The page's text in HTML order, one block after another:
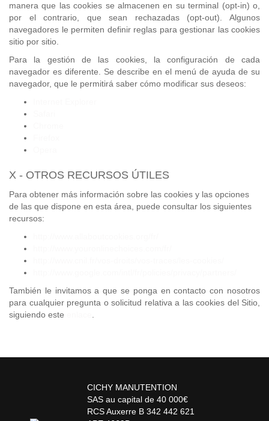
manera que las cookies se almacenen en su terminal (opt-in) o,
por el contrario, que sean rechazadas (opt-out). Algunos
navegadores le permiten definir reglas para gestionar las cookies
sitio por sitio.
Para la gestión de las cookies, la configuración de cada
navegador es diferente. Se describe en el menú de ayuda de su
navegador, que le permitirá saber cómo modificar sus deseos:
X - OTROS RECURSOS ÚTILES
Para obtener más información sobre las cookies y las opciones
de las que dispone en esta área, puede consultar los siguientes
recursos:
También le invitamos a que se ponga en contacto con nosotros
para cualquier pregunta o solicitud relativa a las cookies del Sitio,
siguiendo este
CICHY MANUTENTION
SAS au capital de 40 000€
RCS Auxerre B 342 442 621